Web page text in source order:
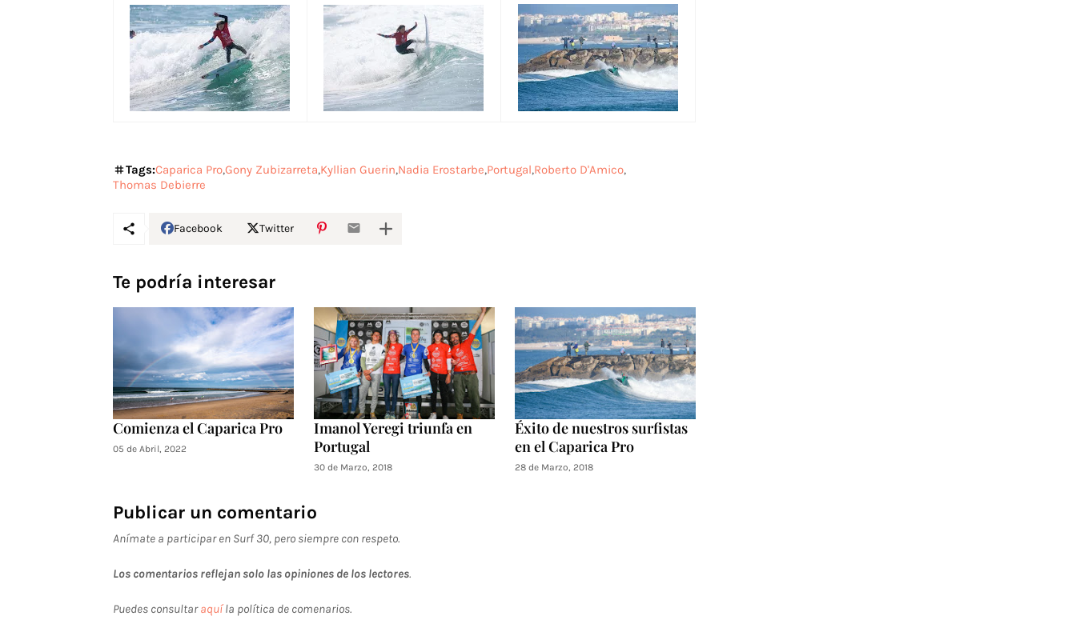
Tags:Caparica ProGony ZubizarretaKyllian GuerinNadia ErostarbePortugalRoberto D'Amico
Thomas Debierre
Facebook Twitter
Te podría interesar
Comienza el Caparica Pro
05 de Abril, 2022
Imanol Yeregi triunfa en
Portugal
30 de Marzo, 2018
Éxito de nuestros surfistas
en el Caparica Pro
28 de Marzo, 2018
Publicar un comentario
Anímate a participar en Surf 30, pero siempre con respeto.
Los comentarios reflejan solo las opiniones de los lectores.
Puedes consultaraquíla política de comenarios.